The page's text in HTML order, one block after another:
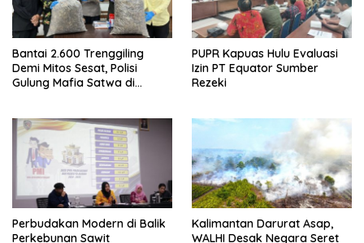
Bantai 2.600 Trenggiling
Demi Mitos Sesat, Polisi
Gulung Mafia Satwa di
PUPR Kapuas Hulu Evaluasi
Izin PT Equator Sumber
Rezeki
Perbudakan Modern di Balik
Perkebunan Sawit
Kalimantan Darurat Asap,
WALHI Desak Negara Seret